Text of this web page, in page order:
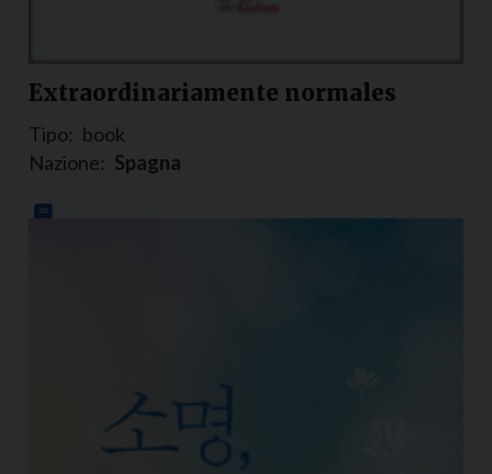
Extraordinariamente normales
Tipo: book
Nazione: Spagna